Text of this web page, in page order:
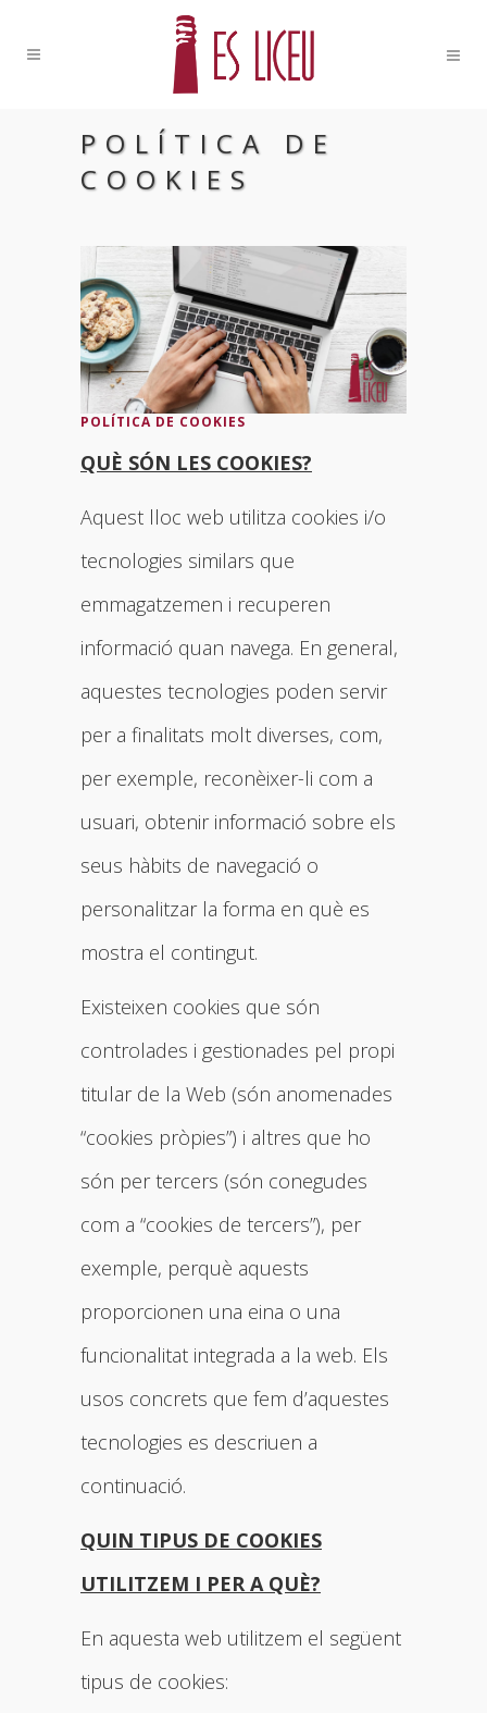
POLÍTICA DE
COOKIES
POLÍTICA DE COOKIES
QUÈ SÓN LES COOKIES?
Aquest lloc web utilitza cookies i/o
tecnologies similars que
emmagatzemen i recuperen
informació quan navega. En general,
aquestes tecnologies poden servir
per a finalitats molt diverses, com,
per exemple, reconèixer-li com a
usuari, obtenir informació sobre els
seus hàbits de navegació o
personalitzar la forma en què es
mostra el contingut.
Existeixen cookies que són
controlades i gestionades pel propi
titular de la Web (són anomenades
“cookies pròpies”) i altres que ho
són per tercers (són conegudes
com a “cookies de tercers”), per
exemple, perquè aquests
proporcionen una eina o una
funcionalitat integrada a la web. Els
usos concrets que fem d’aquestes
tecnologies es descriuen a
continuació.
QUIN TIPUS DE COOKIES
UTILITZEM I PER A QUÈ?
En aquesta web utilitzem el següent
tipus de cookies: